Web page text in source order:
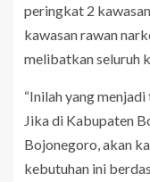
peringkat 2
kawasan rawan
melibatkan seluruh
“Inilah yang
Jika di Kabupaten
Bojonegoro, akan
kebutuhan ini